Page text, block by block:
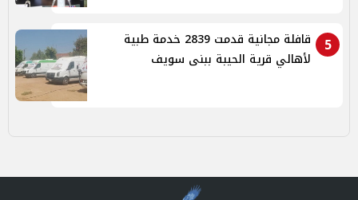
5
قافلة مجانية قدمت 2839 خدمة طبية
لأهالي قرية الحيبة ببنى سويف